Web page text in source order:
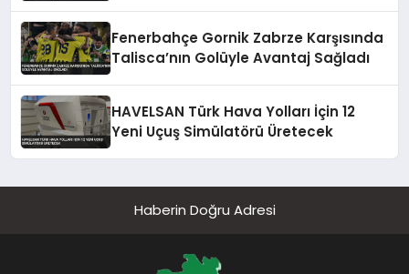
Fenerbahçe Gornik Zabrze Karşısında
Talisca’nın Golüyle Avantaj Sağladı
HAVELSAN Türk Hava Yolları İçin 12
Yeni Uçuş Simülatörü Üretecek
Haberin Doğru Adresi